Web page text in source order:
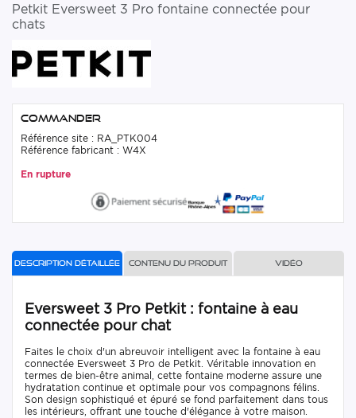
Petkit Eversweet 3 Pro fontaine connectée pour
chats
Commander
Référence site : RA_PTK004
Référence fabricant : W4X
En rupture
Description détaillée Contenu du produit Vidéo
Eversweet 3 Pro Petkit : fontaine à eau
connectée pour chat
Faites le choix d'un abreuvoir intelligent avec la fontaine à eau
connectée Eversweet 3 Pro de Petkit. Véritable innovation en
termes de bien-être animal, cette fontaine moderne assure une
hydratation continue et optimale pour vos compagnons félins.
Son design sophistiqué et épuré se fond parfaitement dans tous
les intérieurs, offrant une touche d'élégance à votre maison.